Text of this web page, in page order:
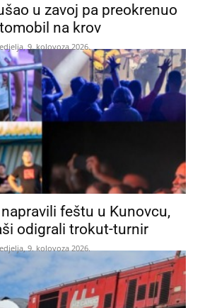
u zavoj pa preokrenuo
na krov
9. kolovoza 2026.
feštu u Kunovcu,
odigrali trokut-turnir
9. kolovoza 2026.